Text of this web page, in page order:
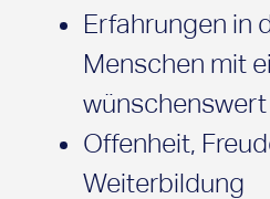
Erfahrungen in
Menschen mit
wünschenswert
Offenheit,
Weiterbildung